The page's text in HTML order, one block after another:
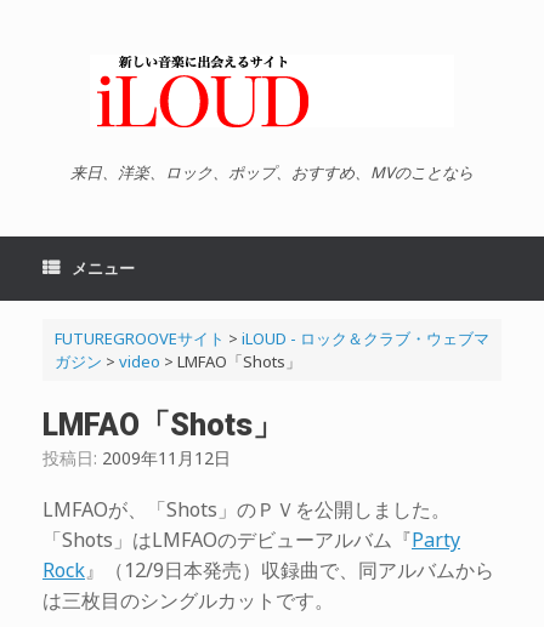
来日、洋楽、ロック、ポップ、おすすめ、MVのことなら
メニュー
FUTUREGROOVEサイト > iLOUD - ロック＆クラブ・ウェブマ
ガジン > video > LMFAO「Shots」
LMFAO「Shots」
投稿日: 2009年11月12日
LMFAOが、「Shots」のＰＶを公開しました。
「Shots」はLMFAOのデビューアルバム『Party
Rock』（12/9日本発売）収録曲で、同アルバムから
は三枚目のシングルカットです。